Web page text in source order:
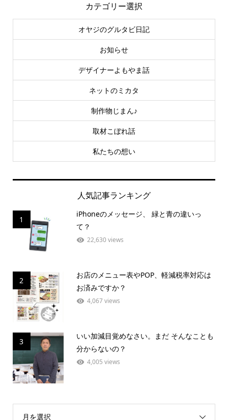
カテゴリー選択
オヤジのグルタビ日記
お知らせ
デザイナーよもやま話
ネットのミカタ
制作物じまん♪
取材こぼれ話
私たちの想い
人気記事ランキング
1
iPhoneのメッセージ、 緑と青の違いっ
て？
22,630 views
2
お店のメニュー表やPOP、軽減税率対応は
お済みですか？
4,067 views
3
いい加減目覚めなさい。まだ そんなことも
分からないの？
4,005 views
月を選択